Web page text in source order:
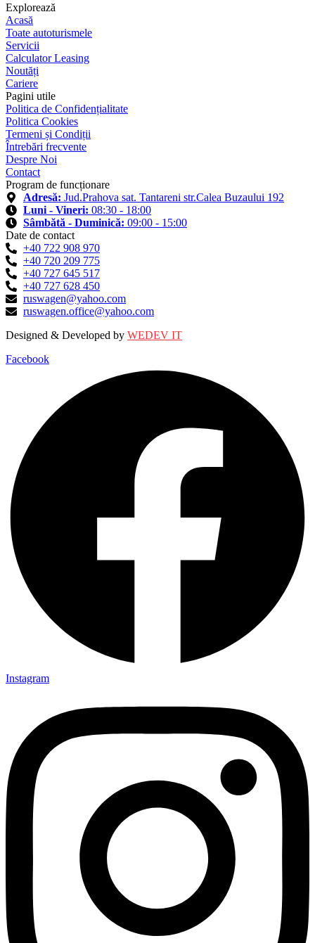
Explorează
Acasă
Toate autoturismele
Servicii
Calculator Leasing
Noutăți
Cariere
Pagini utile
Politica de Confidențialitate
Politica Cookies
Termeni și Condiții
Întrebări frecvente
Despre Noi
Contact
Program de funcționare
Adresă: Jud.Prahova sat. Tantareni str.Calea Buzaului 192
Luni - Vineri: 08:30 - 18:00
Sâmbătă - Duminică: 09:00 - 15:00
Date de contact
+40 722 908 970
+40 720 209 775
+40 727 645 517
+40 727 628 450
ruswagen@yahoo.com
ruswagen.office@yahoo.com
Designed & Developed by WEDEV IT
Facebook
Instagram